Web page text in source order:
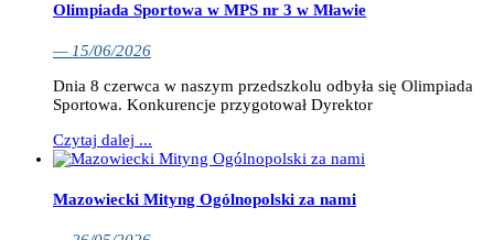
Olimpiada Sportowa w MPS nr 3 w Mławie
— 15/06/2026
Dnia 8 czerwca w naszym przedszkolu odbyła się Olimpiada
Sportowa. Konkurencje przygotował Dyrektor
Czytaj dalej ...
Mazowiecki Mityng Ogólnopolski za nami